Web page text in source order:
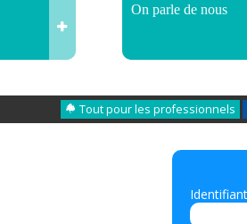
On parle de nous
Tout pour les professionnels
Identifiant